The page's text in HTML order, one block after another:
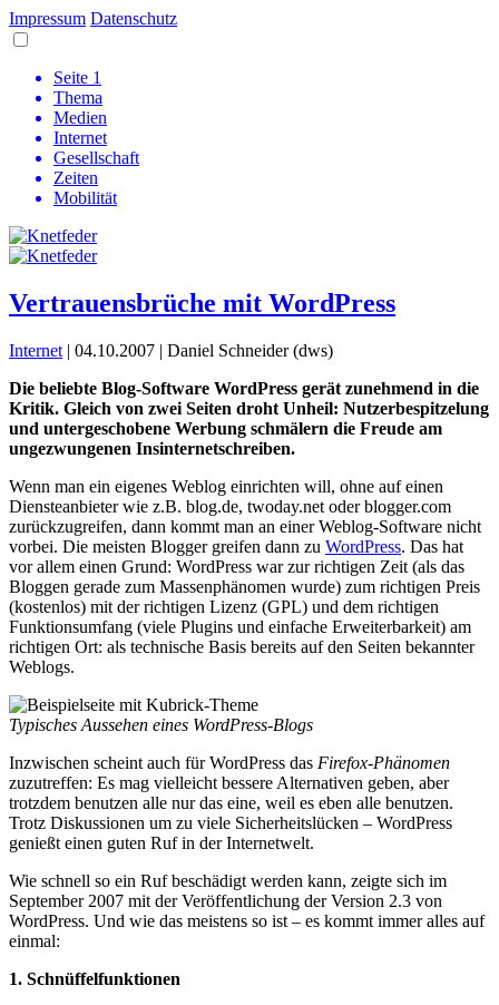
Impressum Datenschutz
Seite 1
Thema
Medien
Internet
Gesellschaft
Zeiten
Mobilität
Vertrauensbrüche mit WordPress
Internet | 04.10.2007 | Daniel Schneider (dws)
Die beliebte Blog-Software WordPress gerät zunehmend in die
Kritik. Gleich von zwei Seiten droht Unheil: Nutzerbespitzelung
und untergeschobene Werbung schmälern die Freude am
ungezwungenen Insinternetschreiben.
Wenn man ein eigenes Weblog einrichten will, ohne auf einen
Diensteanbieter wie z.B. blog.de, twoday.net oder blogger.com
zurückzugreifen, dann kommt man an einer Weblog-Software nicht
vorbei. Die meisten Blogger greifen dann zu WordPress. Das hat
vor allem einen Grund: WordPress war zur richtigen Zeit (als das
Bloggen gerade zum Massenphänomen wurde) zum richtigen Preis
(kostenlos) mit der richtigen Lizenz (GPL) und dem richtigen
Funktionsumfang (viele Plugins und einfache Erweiterbarkeit) am
richtigen Ort: als technische Basis bereits auf den Seiten bekannter
Weblogs.
Typisches Aussehen eines WordPress-Blogs
Inzwischen scheint auch für WordPress das Firefox-Phänomen
zuzutreffen: Es mag vielleicht bessere Alternativen geben, aber
trotzdem benutzen alle nur das eine, weil es eben alle benutzen.
Trotz Diskussionen um zu viele Sicherheitslücken – WordPress
genießt einen guten Ruf in der Internetwelt.
Wie schnell so ein Ruf beschädigt werden kann, zeigte sich im
September 2007 mit der Veröffentlichung der Version 2.3 von
WordPress. Und wie das meistens so ist – es kommt immer alles auf
einmal:
1. Schnüffelfunktionen